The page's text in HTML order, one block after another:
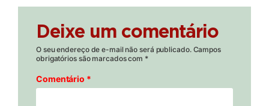
Deixe um comentário
O seu endereço de e-mail não será publicado. Campos
obrigatórios são marcados com *
Comentário *